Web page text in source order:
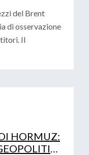
del Brent
di osservazione
Il
HORMUZ: